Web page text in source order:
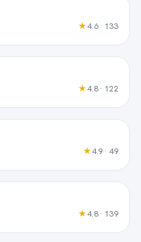
★4.6 · 133
★4.8 · 122
★4.9 · 49
★4.8 · 139